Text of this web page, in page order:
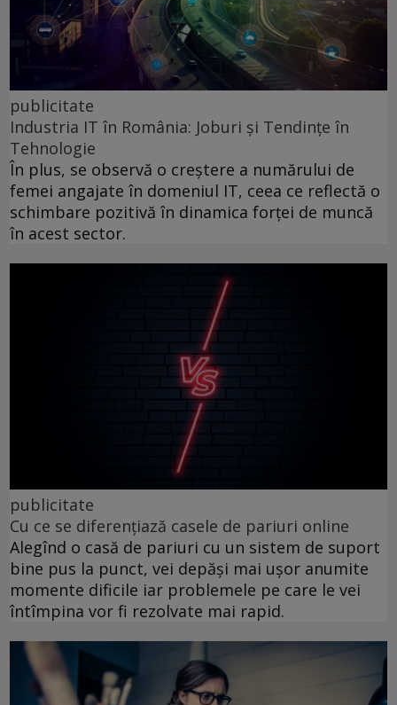
publicitate
Industria IT în România: Joburi și Tendințe în
Tehnologie
În plus, se observă o creștere a numărului de
femei angajate în domeniul IT, ceea ce reflectă o
schimbare pozitivă în dinamica forței de muncă
în acest sector.
publicitate
Cu ce se diferențiază casele de pariuri online
Alegînd o casă de pariuri cu un sistem de suport
bine pus la punct, vei depăși mai ușor anumite
momente dificile iar problemele pe care le vei
întîmpina vor fi rezolvate mai rapid.